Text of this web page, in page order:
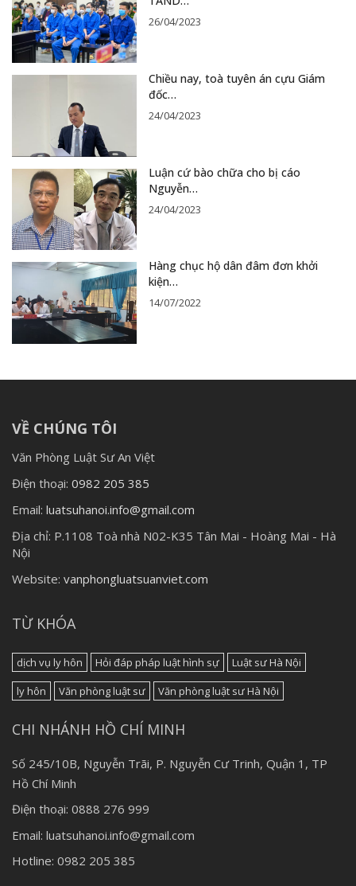
26/04/2023
Chiều nay, toà tuyên án cựu Giám
đốc…
24/04/2023
Luận cứ bào chữa cho bị cáo
Nguyễn…
24/04/2023
Hàng chục hộ dân đâm đơn khởi
kiện…
14/07/2022
VỀ CHÚNG TÔI
Văn Phòng Luật Sư An Việt
Điện thoại: 0982 205 385
Email: luatsuhanoi.info@gmail.com
Địa chỉ: P.1108 Toà nhà N02-K35 Tân Mai - Hoàng Mai - Hà
Nội
Website: vanphongluatsuanviet.com
TỪ KHÓA
dịch vụ ly hôn Hỏi đáp pháp luật hình sự
Luật sư Hà Nội
ly hôn
Văn phòng luật sư Văn phòng luật sư Hà Nội
CHI NHÁNH HỒ CHÍ MINH
Số 245/10B, Nguyễn Trãi, P. Nguyễn Cư Trinh, Quận 1, TP
Hồ Chí Minh
Điện thoại: 0888 276 999
Email: luatsuhanoi.info@gmail.com
Hotline: 0982 205 385